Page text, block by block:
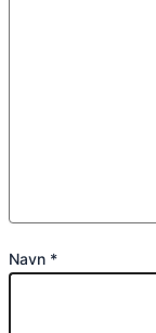
Navn *